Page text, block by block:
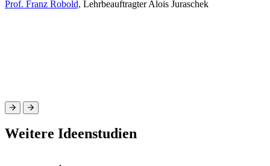
Prof. Franz Robold, Lehrbeauftragter Alois Juraschek
Weitere Ideenstudien